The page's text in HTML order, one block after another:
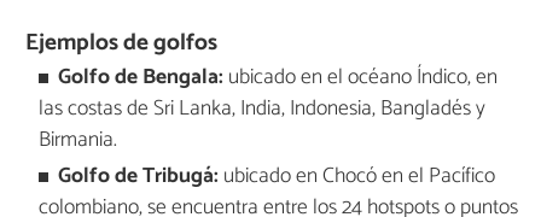
Ejemplos de golfos
Golfo de Bengala: ubicado en el océano Índico, en
las costas de Sri Lanka, India, Indonesia, Bangladés y
Birmania.
Golfo de Tribugá: ubicado en Chocó en el Pacífico
colombiano, se encuentra entre los 24 hotspots o puntos